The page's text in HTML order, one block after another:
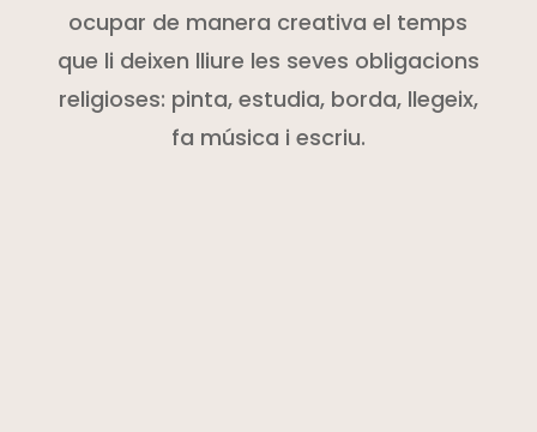
ocupar de manera creativa el temps
que li deixen lliure les seves obligacions
religioses: pinta, estudia, borda, llegeix,
fa música i escriu.